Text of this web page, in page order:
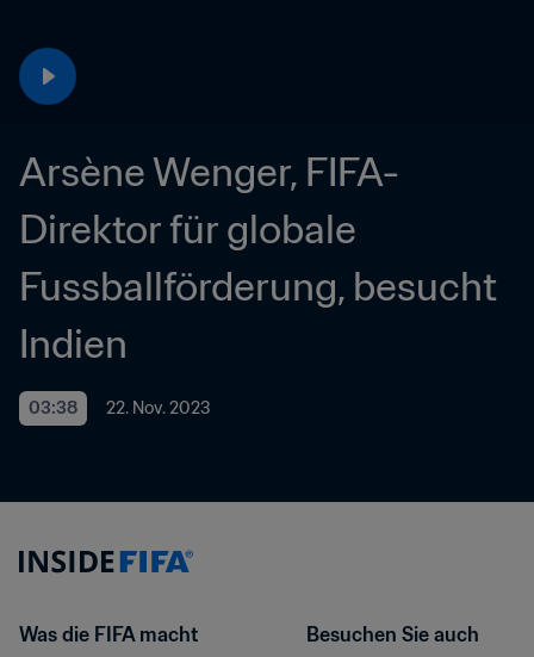
Arsène Wenger, FIFA-
Direktor für globale
Fussballförderung, besucht
Indien
03:38 22. Nov. 2023
Was die FIFA macht
Besuchen Sie auch